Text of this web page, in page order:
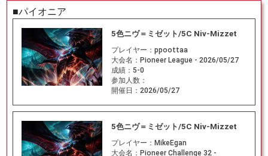
■パイオニア
5色ニヴ＝ミゼット/5C Niv-Mizzet
プレイヤー： ppoottaa
大会名： Pioneer League - 2026/05/27
成績： 5-0
参加人数：
開催日： 2026/05/27
5色ニヴ＝ミゼット/5C Niv-Mizzet
プレイヤー： MikeEgan
大会名： Pioneer Challenge 32 -